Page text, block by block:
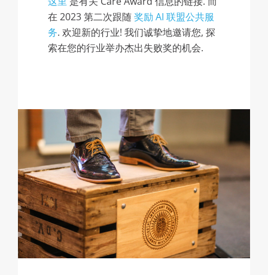
在 2023 第二次跟随奖励 AI 联盟公共服
务. 欢迎新的行业! 我们诚挚地邀请您, 探
索在您的行业举办杰出失败奖的机会.